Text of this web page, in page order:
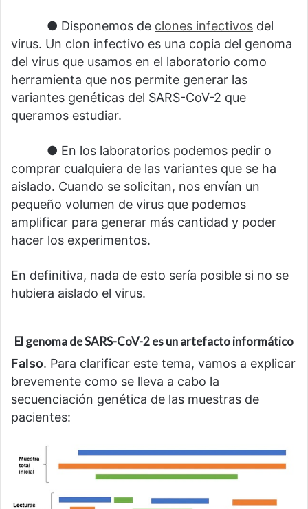
⠀⠀⠀⠀● Disponemos de clones infectivos del
virus. Un clon infectivo es una copia del genoma
del virus que usamos en el laboratorio como
herramienta que nos permite generar las
variantes genéticas del SARS-CoV-2 que
queramos estudiar.
⠀⠀⠀⠀● En los laboratorios podemos pedir o
comprar cualquiera de las variantes que se ha
aislado. Cuando se solicitan, nos envían un
pequeño volumen de virus que podemos
amplificar para generar más cantidad y poder
hacer los experimentos.
En definitiva, nada de esto sería posible si no se
hubiera aislado el virus.
El genoma de SARS-CoV-2 es un artefacto informático
Falso. Para clarificar este tema, vamos a explicar
brevemente como se lleva a cabo la
secuenciación genética de las muestras de
pacientes: